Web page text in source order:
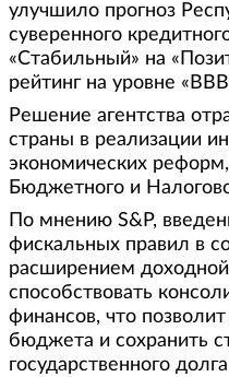
улучшило прогноз
суверенного
«Стабильный» на
рейтинг на уровне
Решение агентства
страны в реализации
экономических
Бюджетного и
По мнению S&P,
фискальных правил в
расширением
способствовать
финансов, что
бюджета и сохранить
государственного